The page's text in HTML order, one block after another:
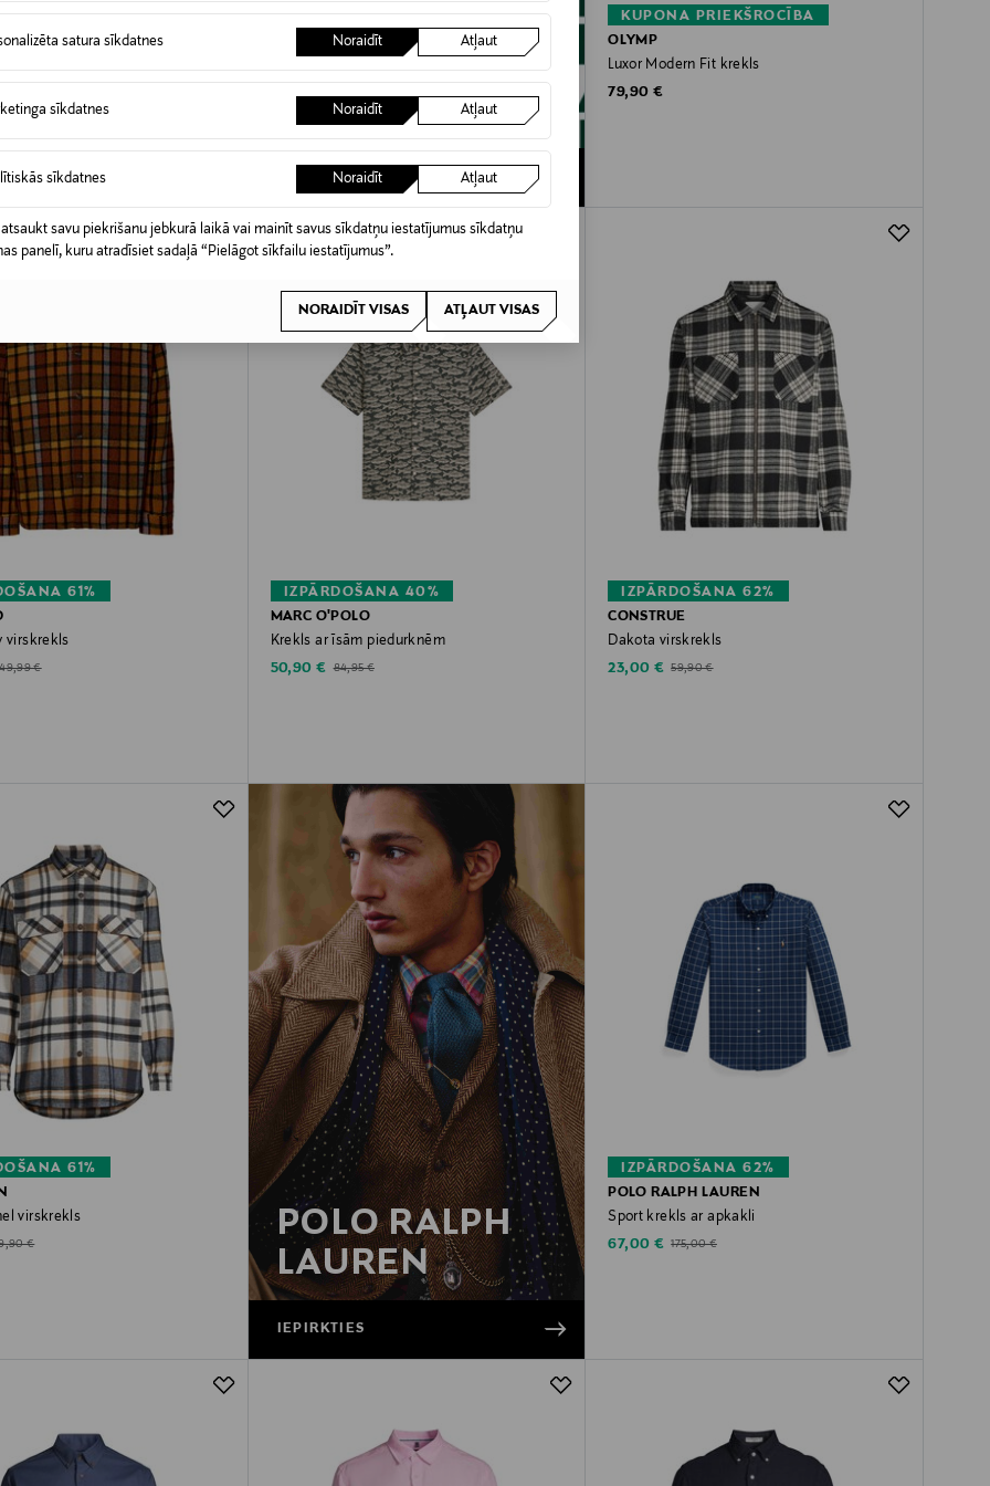
satura sīkdatnes Noraidīt Atļaut
sīkdatnes Noraidīt Atļaut
sīkdatnes Noraidīt Atļaut
atsaukt savu piekrišanu jebkurā laikā vai mainīt savus sīkdatņu iestatījumus sīkdatņu
panelī, kuru atradīsiet sadaļā “Pielāgot sīkfailu iestatījumus”.
NORAIDĪT VISAS ATĻAUT VISAS
40%
Camp Collar krekls ar apkakli
MODE -20%
KUPONA PRIEKŠROCĪBA
OLYMP
Luxor Modern Fit krekls
Original Price
79,90 €
61%
virskrekls
PricePrice
€
IZPĀRDOŠANA 40%
MARC O'POLO
Krekls ar īsām piedurknēm
Discounted Price
50,90 € Original Price
84,95 €
IZPĀRDOŠANA 62%
CONSTRUE
Dakota virskrekls
Discounted Price
23,00 € Original Price
59,90 €
61%
virskrekls
PricePrice
€
POLO RALPH
LAUREN
IEPIRKTIES
IZPĀRDOŠANA 62%
POLO RALPH LAUREN
Sport krekls ar apkakli
Discounted Price
67,00 € Original Price
175,00 €